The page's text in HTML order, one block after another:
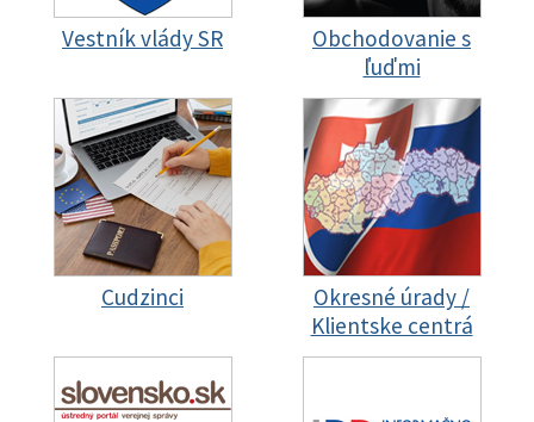
Vestník vlády SR
Obchodovanie s
ľuďmi
Cudzinci
Okresné úrady /
Klientske centrá